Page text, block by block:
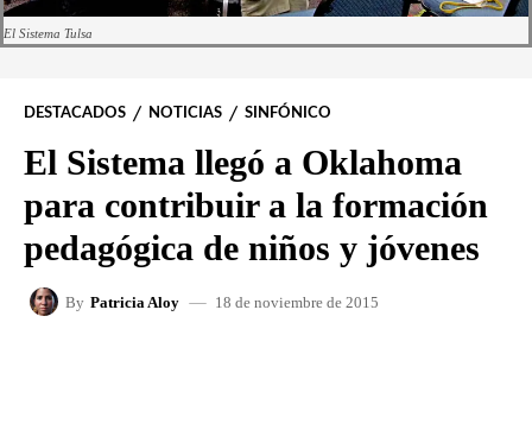
El Sistema Tulsa
DESTACADOS NOTICIAS SINFÓNICO
El Sistema llegó a Oklahoma
para contribuir a la formación
pedagógica de niños y jóvenes
By Patricia Aloy 18 de noviembre de 2015